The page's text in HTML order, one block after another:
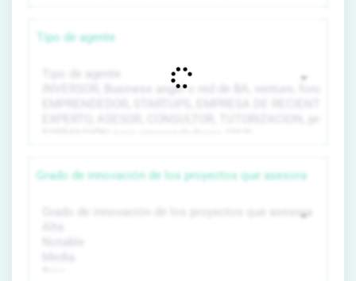
Tipo de agente
Grado de innovación de los proyectos que asesora